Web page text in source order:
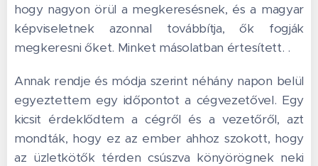
hogy nagyon örül a megkeresésnek, és a magyar
képviseletnek azonnal továbbítja, ők fogják
megkeresni őket. Minket másolatban értesített. .
Annak rendje és módja szerint néhány napon belül
egyeztettem egy időpontot a cégvezetővel. Egy
kicsit érdeklődtem a cégről és a vezetőről, azt
mondták, hogy ez az ember ahhoz szokott, hogy
az üzletkötők térden csúszva könyörögnek neki